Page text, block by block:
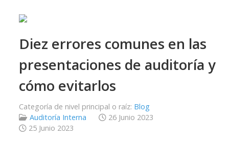
Diez errores comunes en las
presentaciones de auditoría y
cómo evitarlos
Categoría de nivel principal o raíz: Blog
Auditoría Interna
26 Junio 2023
25 Junio 2023